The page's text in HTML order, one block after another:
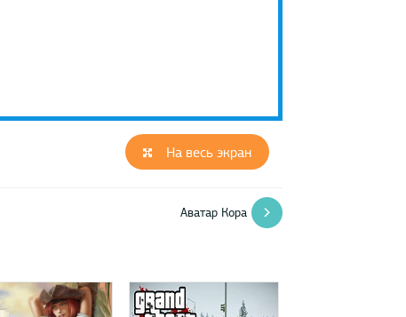
На весь экран
Аватар Кора